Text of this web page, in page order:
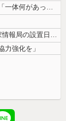
出張から帰ったら、嫁の顔が青ざめていた。俺「一体何があったんだ？」嫁「...
（ ´_ゝ`）中国「高市政権が法制化を進めた国家情報局の設置日が7月3...
強化を」